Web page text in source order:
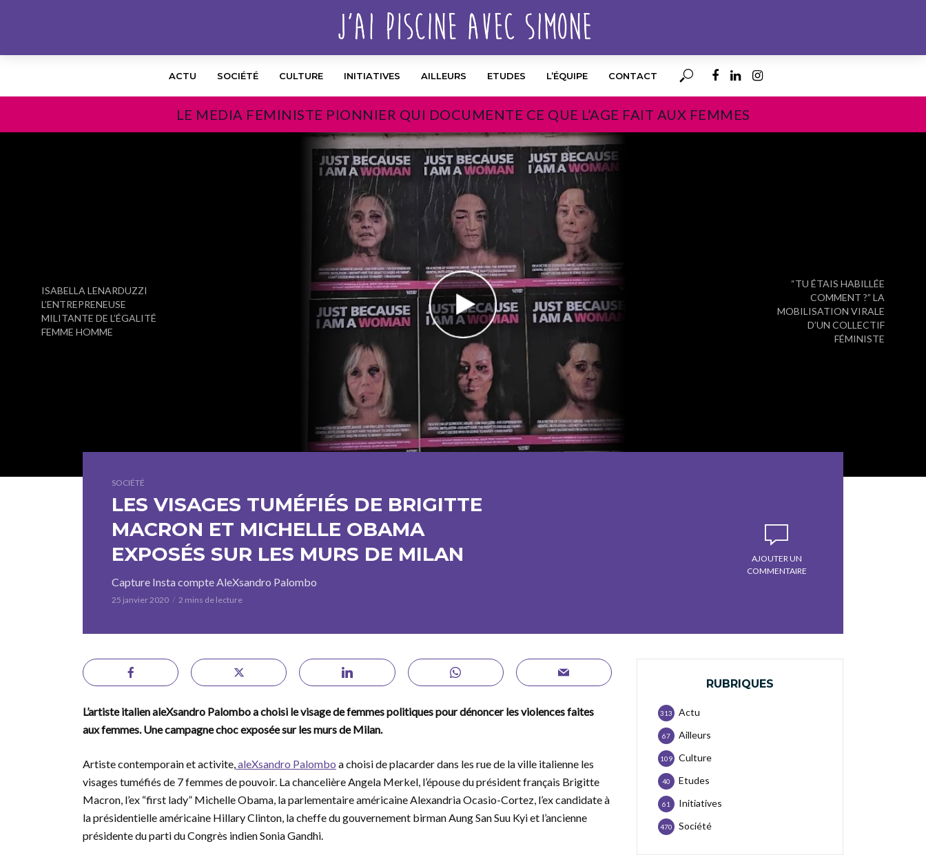
ACTU SOCIÉTÉ CULTURE INITIATIVES AILLEURS ETUDES L’ÉQUIPE CONTACT
LE MEDIA FEMINISTE PIONNIER QUI DOCUMENTE CE QUE L’AGE FAIT AUX FEMMES
ISABELLA LENARDUZZI
L’ENTREPRENEUSE
MILITANTE DE L’ÉGALITÉ
FEMME HOMME
“TU ÉTAIS HABILLÉE
COMMENT ?” LA
MOBILISATION VIRALE
D’UN COLLECTIF
FÉMINISTE
SOCIÉTÉ
LES VISAGES TUMÉFIÉS DE BRIGITTE
MACRON ET MICHELLE OBAMA
EXPOSÉS SUR LES MURS DE MILAN
Capture Insta compte AleXsandro Palombo
25 janvier 2020 2 mins de lecture
AJOUTER UN
COMMENTAIRE
L’artiste italien aleXsandro Palombo a choisi le visage de femmes politiques pour dénoncer les violences faites
aux femmes. Une campagne choc exposée sur les murs de Milan.
Artiste contemporain et activite,aleXsandro Palombo a choisi de placarder dans les rue de la ville italienne les
visages tuméfiés de 7 femmes de pouvoir. La chancelière Angela Merkel, l’épouse du président français Brigitte
Macron, l’ex “first lady” Michelle Obama, la parlementaire américaine Alexandria Ocasio-Cortez, l’ex candidate à
la présidentielle américaine Hillary Clinton, la cheffe du gouvernement birman Aung San Suu Kyi et l’ancienne
présidente du parti du Congrès indien Sonia Gandhi.
RUBRIQUES
Actu
313
Ailleurs
67
Culture
109
Etudes
40
Initiatives
61
Société
470